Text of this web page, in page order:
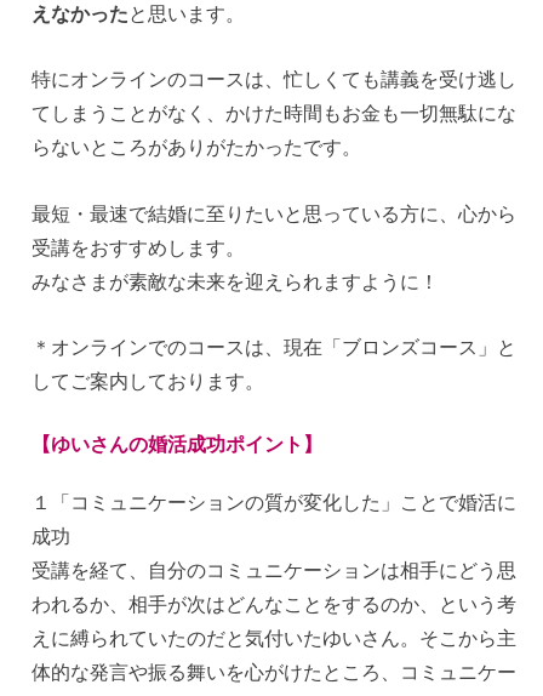
えなかったと思います。
特にオンラインのコースは、忙しくても講義を受け逃し
てしまうことがなく、かけた時間もお金も一切無駄にな
らないところがありがたかったです。
最短・最速で結婚に至りたいと思っている方に、心から
受講をおすすめします。
みなさまが素敵な未来を迎えられますように！
＊オンラインでのコースは、現在「ブロンズコース」と
してご案内しております。
【ゆいさんの婚活成功ポイント】
１「コミュニケーションの質が変化した」ことで婚活に
成功
受講を経て、自分のコミュニケーションは相手にどう思
われるか、相手が次はどんなことをするのか、という考
えに縛られていたのだと気付いたゆいさん。そこから主
体的な発言や振る舞いを心がけたところ、コミュニケー